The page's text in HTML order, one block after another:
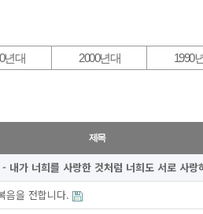
년대 2000년대 1990
제목
내가 너희를 사랑한 것처럼 너희도 서로 사
음을 전합니다.